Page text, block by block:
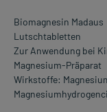
Biomagnesin Madaus
Lutschtabletten
Zur Anwendung bei
Magnesium-Präparat
Wirkstoffe: